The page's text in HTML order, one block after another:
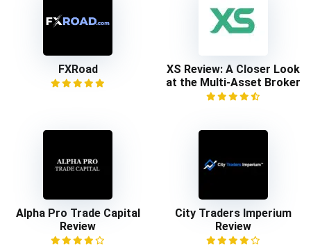
FXRoad
XS Review: A Closer Look
at the Multi-Asset Broker
Alpha Pro Trade Capital
Review
City Traders Imperium
Review